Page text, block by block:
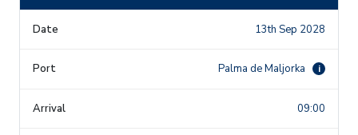
13th Sep 2028
Palma de Maljorka i
09:00